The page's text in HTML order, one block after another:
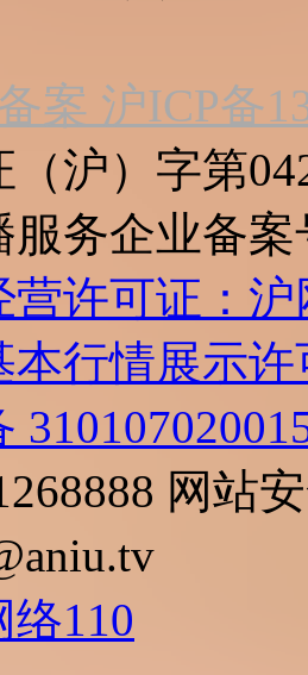
案 沪ICP备
沪）字第
务企业备案
营许可证：
本行情展示许
网站
络110